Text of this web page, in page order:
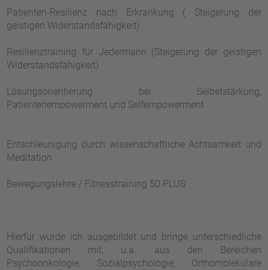
Patienten-Resilienz nach Erkrankung ( Steigerung der
geistigen Widerstandsfähigkeit)
Resilienztraining für Jedermann (Steigerung der geistigen
Widerstandsfähigkeit)
Lösungsorientierung bei Selbststärkung,
Patientenempowerment und Selfempowerment
Entschleunigung durch wissenschaftliche Achtsamkeit und
Meditation
Bewegungslehre / Fitnesstraining 50 PLUS
Hierfür wurde ich ausgebildet und bringe unterschiedliche
Qualifikationen mit, u.a. aus den Bereichen
Psychoonkologie, Sozialpsychologie, Orthomolekulare